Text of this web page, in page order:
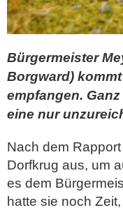
Bürgermeister
Borgward)
empfangen.
eine nur
Nach dem
Dorfkrug aus, um
es dem
hatte sie noch